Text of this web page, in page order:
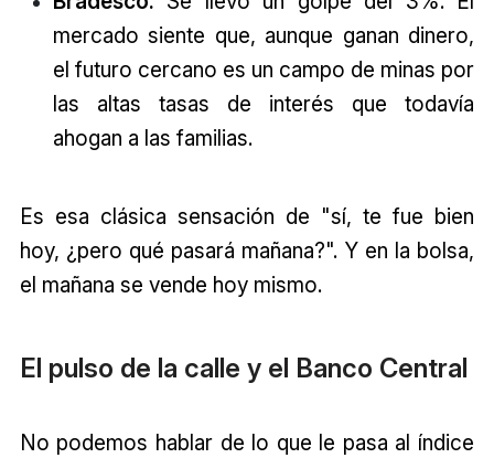
mercado siente que, aunque ganan dinero,
el futuro cercano es un campo de minas por
las altas tasas de interés que todavía
ahogan a las familias.
Es esa clásica sensación de "sí, te fue bien
hoy, ¿pero qué pasará mañana?". Y en la bolsa,
el mañana se vende hoy mismo.
El pulso de la calle y el Banco Central
No podemos hablar de lo que le pasa al índice